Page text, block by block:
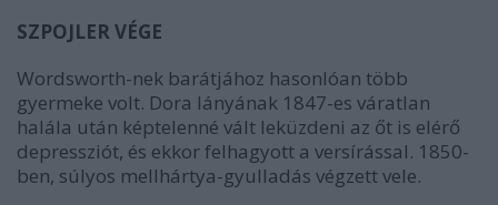
SZPOJLER VÉGE
Wordsworth-nek barátjához hasonlóan több
gyermeke volt. Dora lányának 1847-es váratlan
halála után képtelenné vált leküzdeni az őt is elérő
depressziót, és ekkor felhagyott a versírással. 1850-
ben, súlyos mellhártya-gyulladás végzett vele.